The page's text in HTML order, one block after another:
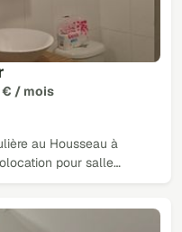
/ mois
au Housseau à
pour salle…